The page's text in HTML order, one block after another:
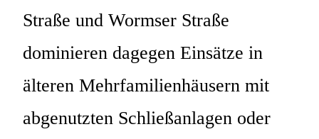
Straße und Wormser Straße
dominieren dagegen Einsätze in
älteren Mehrfamilienhäusern mit
abgenutzten Schließanlagen oder